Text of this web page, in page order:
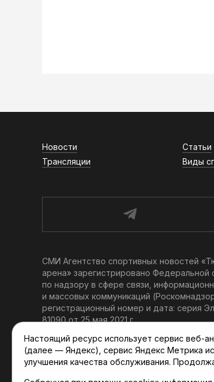
Новости Статьи
Трансляции
Виды
СМИ Агентство спортивных новостей
арена» зарегистрировано Федеральной
по надзору в сфере связи,
и массовых коммуникаций
регистрационный номер и дата: серия
81090 от 25 мая 2021 г.
Главный редактор: Мартынов В. В.
При использовании материалов ссылка
Политика конфиденциальности
Настоящий ресурс использует сервис веб-
(далее — Яндекс), сервис Яндекс Метрика
улучшения качества обслуживания.